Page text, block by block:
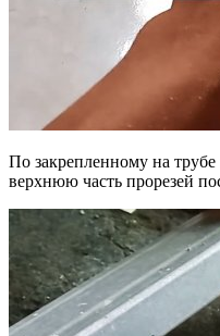
По закрепленному на
верхнюю часть прорезей